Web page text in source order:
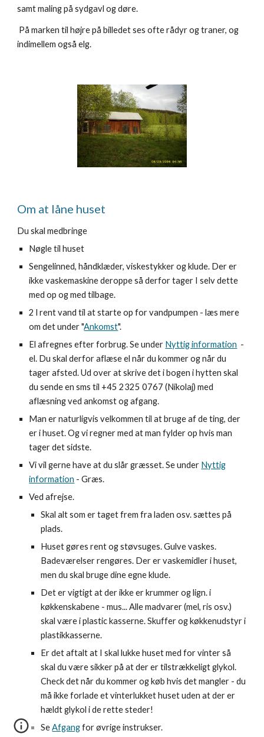
samt maling på sydgavl og døre.
På marken til højre på billedet ses ofte rådyr og traner, og
indimellem også elg.
Om at låne huset
Du skal medbringe
Nøgle til huset
Sengelinned, håndklæder, viskestykker og klude. Der er
ikke vaskemaskine deroppe så derfor tager I selv dette
med op og med tilbage.
2 l rent vand til at starte op for vandpumpen - læs mere
om det under "Ankomst".
El afregnes efter forbrug. Se under Nyttig information -
el. Du skal derfor aflæse el når du kommer og når du
tager afsted. Ud over at skrive det i bogen i hytten skal
du sende en sms til +45 2325 0767 (Nikolaj) med
aflæsning ved ankomst og afgang.
Man er naturligvis velkommen til at bruge af de ting, der
er i huset. Og vi regner med at man fylder op hvis man
tager det sidste.
Vi vil gerne have at du slår græsset. Se under Nyttig
information - Græs.
Ved afrejse.
Skal alt som er taget frem fra laden osv. sættes på
plads.
Huset gøres rent og støvsuges. Gulve vaskes.
Badeværelser rengøres. Der er vaskemidler i huset,
men du skal bruge dine egne klude.
Det er vigtigt at der ikke er krummer og lign. i
køkkenskabene - mus... Alle madvarer (mel, ris osv.)
skal være i plastic kasserne. Skuffer og køkkenudstyr i
plastikkasserne.
Er det aftalt at I skal lukke huset med for vinter så
skal du være sikker på at der er tilstrækkeligt glykol.
Check det når du kommer og køb hvis det mangler - du
må ikke forlade et vinterlukket huset uden at der er
hældt glykol i de rette steder!
SeAfgangfor øvrige instrukser.